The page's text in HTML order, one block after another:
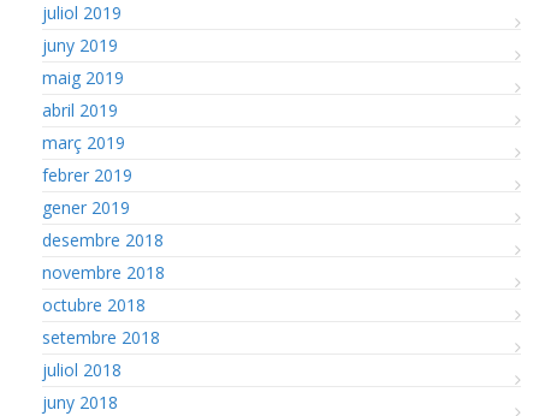
juliol 2019
juny 2019
maig 2019
abril 2019
març 2019
febrer 2019
gener 2019
desembre 2018
novembre 2018
octubre 2018
setembre 2018
juliol 2018
juny 2018